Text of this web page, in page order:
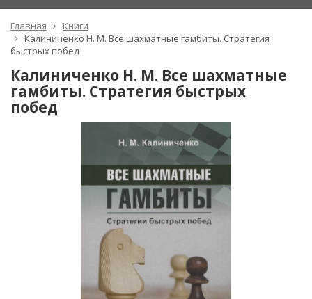
Главная
Книги
Калиниченко Н. М. Все шахматные гамбиты. Стратегия
быстрых побед
Калиниченко Н. М. Все шахматные
гамбиты. Стратегия быстрых
побед